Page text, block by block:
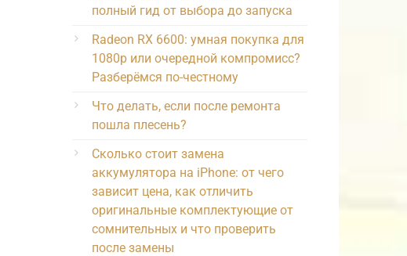
полный гид от выбора до запуска
Radeon RX 6600: умная покупка для
1080p или очередной компромисс?
Разберёмся по-честному
Что делать, если после ремонта
пошла плесень?
Сколько стоит замена
аккумулятора на iPhone: от чего
зависит цена, как отличить
оригинальные комплектующие от
сомнительных и что проверить
после замены